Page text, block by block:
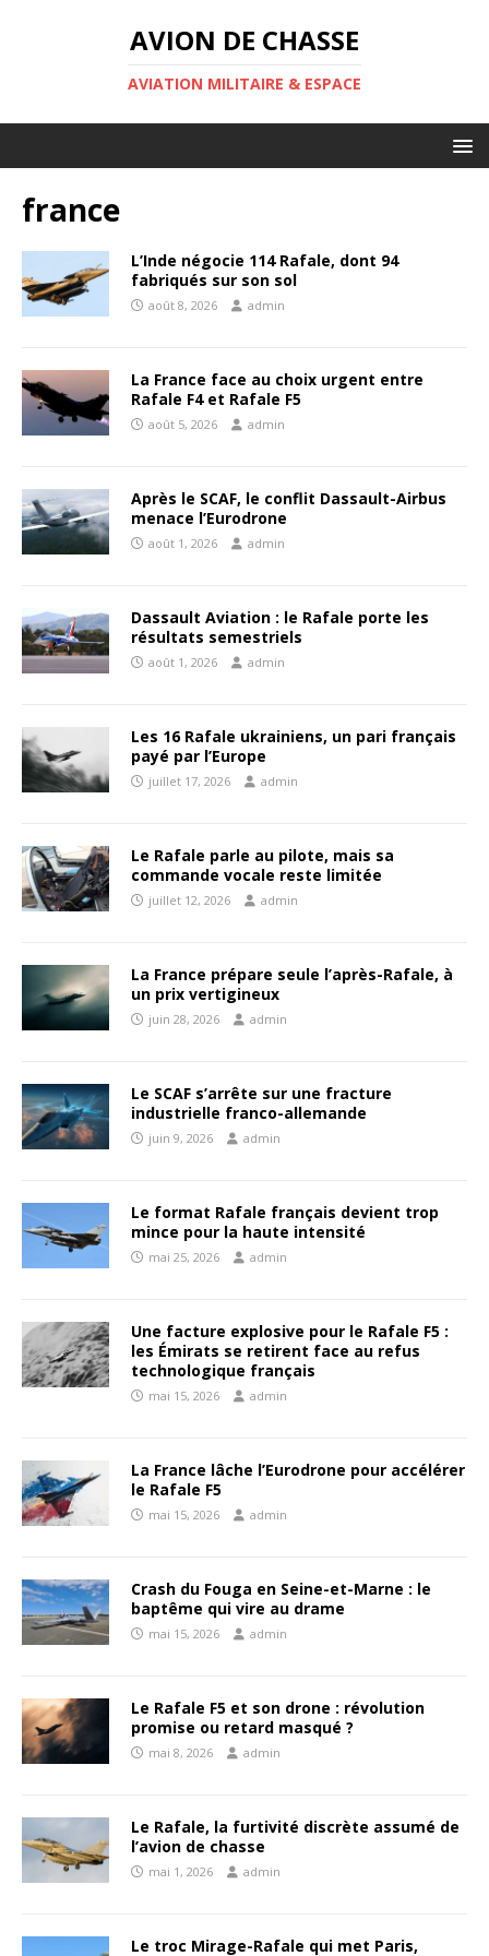
AVION DE CHASSE
AVIATION MILITAIRE & ESPACE
france
L’Inde négocie 114 Rafale, dont 94
fabriqués sur son sol
août 8, 2026 admin
La France face au choix urgent entre
Rafale F4 et Rafale F5
août 5, 2026 admin
Après le SCAF, le conflit Dassault-Airbus
menace l’Eurodrone
août 1, 2026 admin
Dassault Aviation : le Rafale porte les
résultats semestriels
août 1, 2026 admin
Les 16 Rafale ukrainiens, un pari français
payé par l’Europe
juillet 17, 2026 admin
Le Rafale parle au pilote, mais sa
commande vocale reste limitée
juillet 12, 2026 admin
La France prépare seule l’après-Rafale, à
un prix vertigineux
juin 28, 2026 admin
Le SCAF s’arrête sur une fracture
industrielle franco-allemande
juin 9, 2026 admin
Le format Rafale français devient trop
mince pour la haute intensité
mai 25, 2026 admin
Une facture explosive pour le Rafale F5 :
les Émirats se retirent face au refus
technologique français
mai 15, 2026 admin
La France lâche l’Eurodrone pour accélérer
le Rafale F5
mai 15, 2026 admin
Crash du Fouga en Seine-et-Marne : le
baptême qui vire au drame
mai 15, 2026 admin
Le Rafale F5 et son drone : révolution
promise ou retard masqué ?
mai 8, 2026 admin
Le Rafale, la furtivité discrète assumé de
l’avion de chasse
mai 1, 2026 admin
Le troc Mirage-Rafale qui met Paris,